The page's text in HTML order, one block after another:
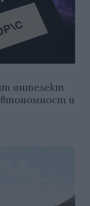
интелект
и